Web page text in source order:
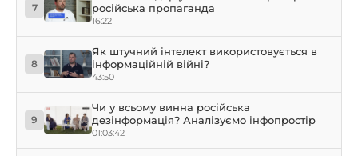
7
російська пропаганда
16:22
8
Як штучний інтелект використовується в
інформаційній війні?
43:50
9
Чи у всьому винна російська
дезінформація? Аналізуємо інфопростір
01:03:42